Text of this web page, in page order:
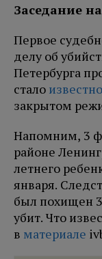
Заседание
Первое
делу об
Петербурга
стало известно
закрытом
Напомним, 3
районе
летнего
января.
был похищен
убит. Что
в материале